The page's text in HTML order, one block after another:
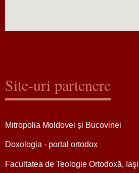
Site-uri partenere
Mitropolia Moldovei și Bucovinei
Doxologia - portal ortodox
Facultatea de Teologie Ortodoxă, Iaşi